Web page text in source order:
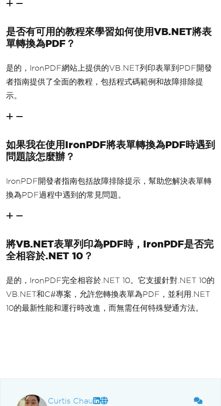
是否有可用的教程來學習如何使用VB.NET將表
單轉換為PDF？
是的，IronPDF網站上提供的VB.NET列印表單到PDF開發
者指南提供了全面的教程，包括程式碼範例和故障排除提
示。
如果我在使用IronPDF將表單轉換為PDF時遇到
問題該怎麼辦？
IronPDF開發者指南包括故障排除提示，幫助您解決表單轉
換為PDF過程中遇到的常見問題。
將VB.NET表單列印為PDF時，IronPDF是否完
全相容於.NET 10？
是的，IronPDF完全相容於.NET 10。它支援針對.NET 10的
VB.NET和C#專案，允許您轉換表單為PDF，並利用.NET
10的最新性能和運行時改進，而無需任何特殊變通方法。
Curtis Chau